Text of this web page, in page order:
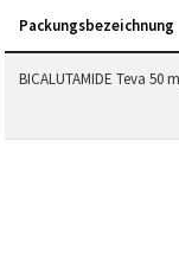
Packungsbezeichnung
BICALUTAMIDE Teva 50